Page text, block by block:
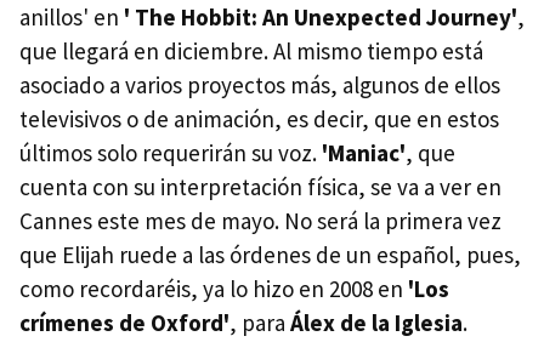
anillos' en ' The Hobbit: An Unexpected Journey',
que llegará en diciembre. Al mismo tiempo está
asociado a varios proyectos más, algunos de ellos
televisivos o de animación, es decir, que en estos
últimos solo requerirán su voz. 'Maniac', que
cuenta con su interpretación física, se va a ver en
Cannes este mes de mayo. No será la primera vez
que Elijah ruede a las órdenes de un español, pues,
como recordaréis, ya lo hizo en 2008 en 'Los
crímenes de Oxford', para Álex de la Iglesia.